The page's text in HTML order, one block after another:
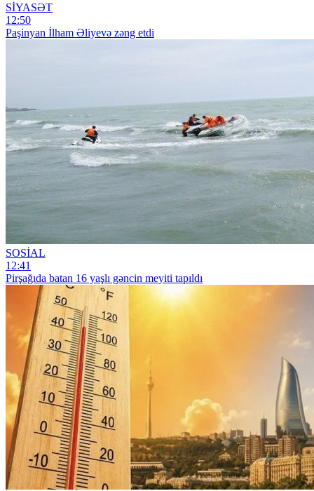
SİYASƏT
12:50
Paşinyan İlham Əliyevə zəng etdi
SOSİAL
12:41
Pirşağıda batan 16 yaşlı gəncin meyiti tapıldı